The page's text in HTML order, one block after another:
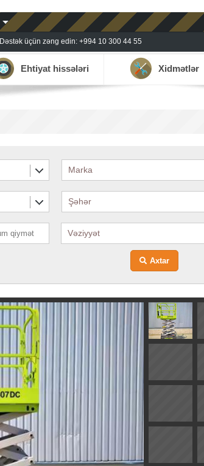
Dəstək üçün zəng edin: +994 10 300 44 55
Ehtiyat hissələri Xidmətlər
Marka
Şəhər
Vəziyyət
Axtar